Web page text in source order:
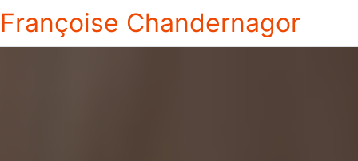
Françoise Chandernagor